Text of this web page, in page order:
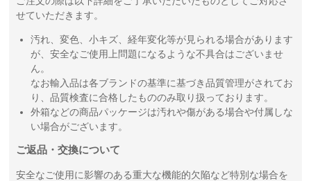
せていただきます。
汚れ、変色、小キズ、経年変化等が見られる場合があります
が、安全なご使用上問題になるような不具合はございませ
ん。
なお輸入品は各ブランドの基準に基づき品質管理がされてお
り、品質検査に合格したもののみ取り扱っております。
外箱などの商品パッケージは汚れや傷がある場合や付属しな
い場合がございます。
ご返品・交換について
安全なご使用に影響のある重大な機能的欠陥など特別な場合を